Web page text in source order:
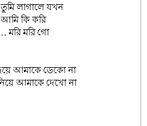
লাগালে যখন
কি করি
মরি মরি গো
আমাকে ডেকো না
আমাকে দেখো না